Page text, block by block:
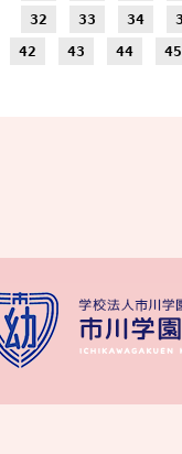
32
33 34
42
43 44 45